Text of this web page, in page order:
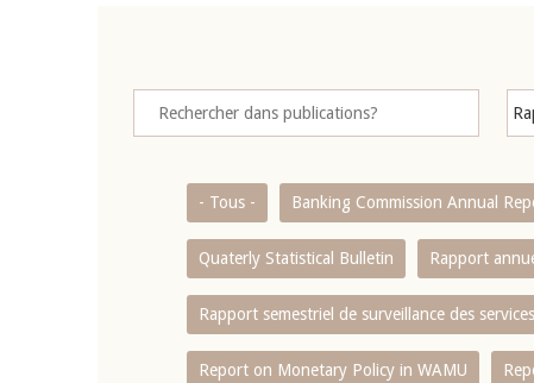
- Tous - Banking Commission Annual
Quaterly Statistical Bulletin Rapport
Rapport semestriel de surveillance des
Report on Monetary Policy in WAMU